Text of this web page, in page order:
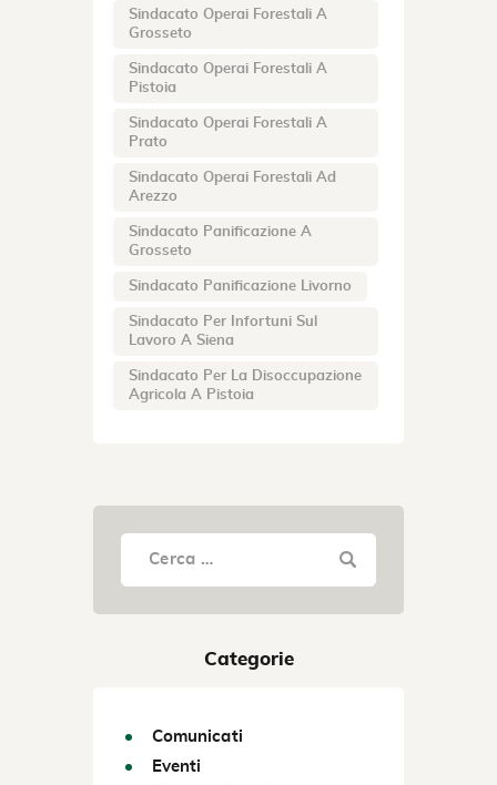
Sindacato Operai Forestali A
Grosseto
Sindacato Operai Forestali A
Pistoia
Sindacato Operai Forestali A
Prato
Sindacato Operai Forestali Ad
Arezzo
Sindacato Panificazione A
Grosseto
Sindacato Panificazione Livorno
Sindacato Per Infortuni Sul
Lavoro A Siena
Sindacato Per La Disoccupazione
Agricola A Pistoia
Categorie
Comunicati
Eventi